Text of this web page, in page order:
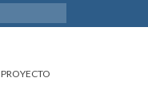
PROYECTO